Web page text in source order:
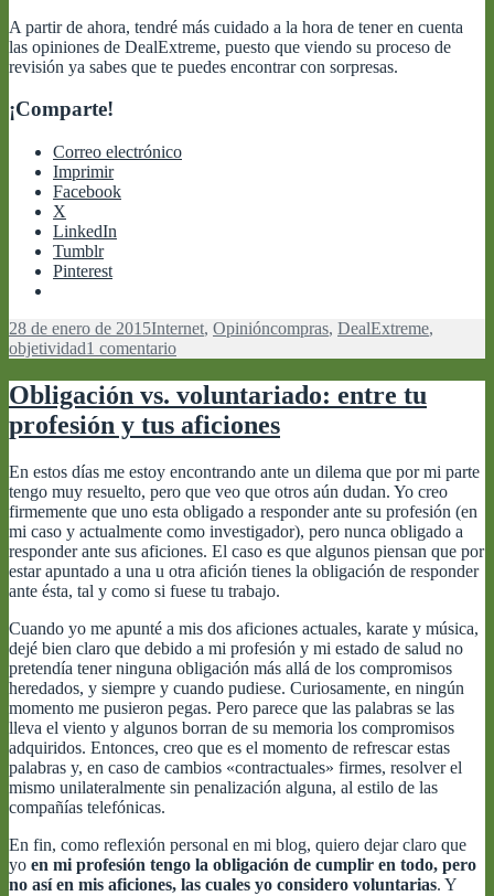
A partir de ahora, tendré más cuidado a la hora de tener en cuenta
las opiniones de DealExtreme, puesto que viendo su proceso de
revisión ya sabes que te puedes encontrar con sorpresas.
¡Comparte!
Correo electrónico
Imprimir
Facebook
X
LinkedIn
Tumblr
Pinterest
Publicado
el
28 de enero de 2015Categorías
Internet, OpiniónEtiquetas
compras, DealExtreme,
objetividad1 comentarioen
en
DealExtreme:
¿objetivas?
Obligación vs. voluntariado: entre tu
profesión y tus aficiones
En estos días me estoy encontrando ante un dilema que por mi parte
tengo muy resuelto, pero que veo que otros aún dudan. Yo creo
firmemente que uno esta obligado a responder ante su profesión (en
mi caso y actualmente como investigador), pero nunca obligado a
responder ante sus aficiones. El caso es que algunos piensan que por
estar apuntado a una u otra afición tienes la obligación de responder
ante ésta, tal y como si fuese tu trabajo.
Cuando yo me apunté a mis dos aficiones actuales, karate y música,
dejé bien claro que debido a mi profesión y mi estado de salud no
pretendía tener ninguna obligación más allá de los compromisos
heredados, y siempre y cuando pudiese. Curiosamente, en ningún
momento me pusieron pegas. Pero parece que las palabras se las
lleva el viento y algunos borran de su memoria los compromisos
adquiridos. Entonces, creo que es el momento de refrescar estas
palabras y, en caso de cambios «contractuales» firmes, resolver el
mismo unilateralmente sin penalización alguna, al estilo de las
compañías telefónicas.
En fin, como reflexión personal en mi blog, quiero dejar claro que
yo en mi profesión tengo la obligación de cumplir en todo, pero
no así en mis aficiones, las cuales yo considero voluntarias. Y